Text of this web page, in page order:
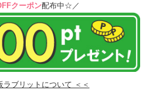
クーポン配布中☆／
ラブリットについて ＜＜